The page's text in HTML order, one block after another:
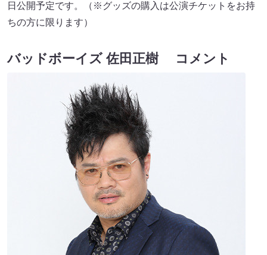
日公開予定です。（※グッズの購入は公演チケットをお持
ちの方に限ります）
バッドボーイズ 佐田正樹 コメント